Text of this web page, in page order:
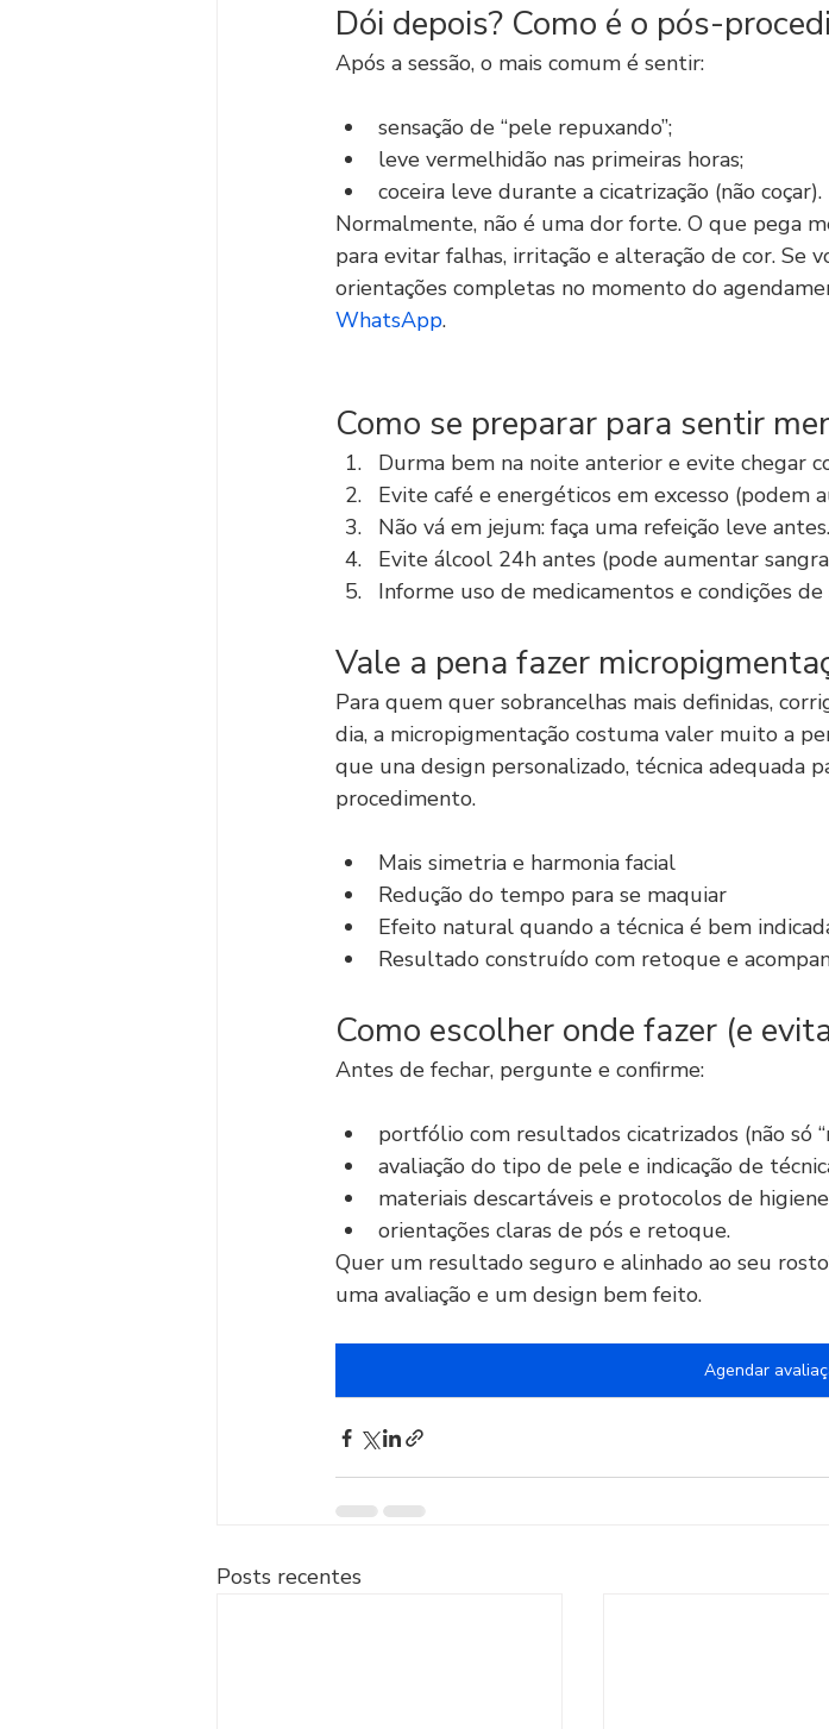
Dói depois? Como é o pós-
Após a sessão, o mais comum é sentir:
sensação de “pele repuxando”;
leve vermelhidão nas primeiras horas;
coceira leve durante a cicatrização (não coçar).
Normalmente, não é uma dor forte. O que pega
para evitar falhas, irritação e alteração de cor. Se
orientações completas no momento do
WhatsApp.
Como se preparar para sentir
Durma bem na noite anterior e evite chegar
Evite café e energéticos em excesso (podem
Não vá em jejum: faça uma refeição leve antes.
Evite álcool 24h antes (pode aumentar
Informe uso de medicamentos e condições de
Vale a pena fazer
Para quem quer sobrancelhas mais definidas,
dia, a micropigmentação costuma valer muito a
que una design personalizado, técnica adequada
procedimento.
Mais simetria e harmonia facial
Redução do tempo para se maquiar
Efeito natural quando a técnica é bem
Resultado construído com retoque e
Como escolher onde fazer (e
Antes de fechar, pergunte e confirme:
portfólio com resultados cicatrizados (não só
avaliação do tipo de pele e indicação de
materiais descartáveis e protocolos de
orientações claras de pós e retoque.
Quer um resultado seguro e alinhado ao seu
uma avaliação e um design bem feito.
Agendar
Posts recentes